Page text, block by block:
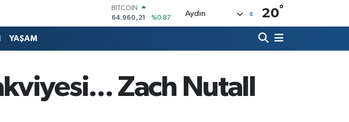
DOLAR
47,7436
%0.18
EURO
6648.99
%2.59
BİST100
13.779
%-14
Aydın 20°
YAŞAM
Zach Nutall